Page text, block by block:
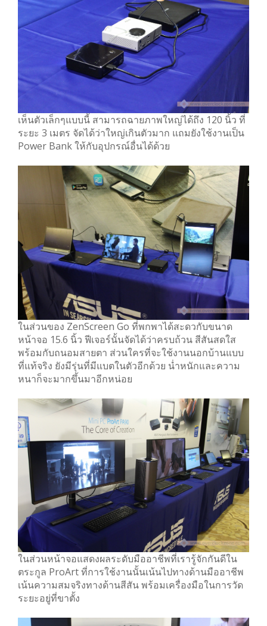
เห็นตัวเล็กๆแบบนี้ สามารถฉายภาพใหญ่ได้ถึง 120 นิ้ว ที่
ระยะ 3 เมตร จัดได้ว่าใหญ่เกินตัวมาก แถมยังใช้งานเป็น
Power Bank ให้กับอุปกรณ์อื่นได้ด้วย
ในส่วนของ ZenScreen Go ที่พกพาได้สะดวกับขนาด
หน้าจอ 15.6 นิ้ว ฟีเจอร์นั้นจัดได้ว่าครบถ้วน สีสันสดใส
พร้อมกับถนอมสายตา ส่วนใครที่จะใช้งานนอกบ้านแบบ
ที่แท้จริง ยังมีรุ่นที่มีแบตในตัวอีกด้วย น่ำหนักและความ
หนาก็จะมากขึ้นมาอีกหน่อย
ในส่วนหน้าจอแสดงผลระดับมืออาชีพที่เรารู้จักกันดีใน
ตระกูล ProArt ที่การใช้งานนั้นเน้นไปทางด้านมืออาชีพ
เน้นความสมจริงทางด้านสีสัน พร้อมเครื่องมือในการวัด
ระยะอยู่ที่ขาตั้ง